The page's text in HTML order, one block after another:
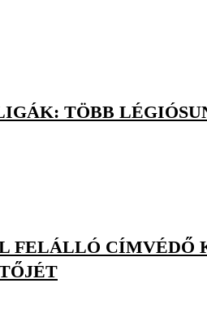
TÖBB
FELÁLLÓ CÍMVÉDŐ